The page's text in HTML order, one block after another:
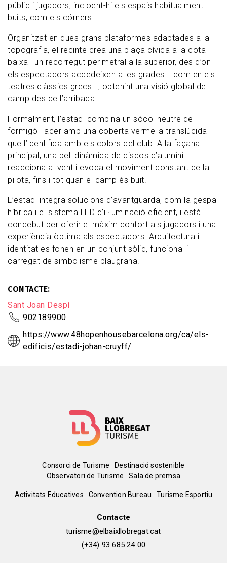
públic i jugadors, incloent-hi els espais habitualment
buits, com els córners.
Organitzat en dues grans plataformes adaptades a la
topografia, el recinte crea una plaça cívica a la cota
baixa i un recorregut perimetral a la superior, des d’on
els espectadors accedeixen a les grades —com en els
teatres clàssics grecs—, obtenint una visió global del
camp des de l’arribada.
Formalment, l’estadi combina un sòcol neutre de
formigó i acer amb una coberta vermella translúcida
que l’identifica amb els colors del club. A la façana
principal, una pell dinàmica de discos d’alumini
reacciona al vent i evoca el moviment constant de la
pilota, fins i tot quan el camp és buit.
L’estadi integra solucions d’avantguarda, com la gespa
híbrida i el sistema LED d’il·luminació eficient, i està
concebut per oferir el màxim confort als jugadors i una
experiència òptima als espectadors. Arquitectura i
identitat es fonen en un conjunt sòlid, funcional i
carregat de simbolisme blaugrana.
CONTACTE
Sant Joan Despí
902189900
https://www.48hopenhousebarcelona.org/ca/els-
edificis/estadi-johan-cruyff/
Menú
del
Consorci de Turisme
Destinació sostenible
Observatori de Turisme
Sala de premsa
Peu
Activitats Educatives Convention Bureau Turisme Esportiu
Contacte
turisme@elbaixllobregat.cat
(+34) 93 685 24 00